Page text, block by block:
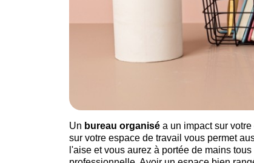
Un bureau organisé a un impact sur
sur votre espace de travail vous permet
l'aise et vous aurez à portée de mains